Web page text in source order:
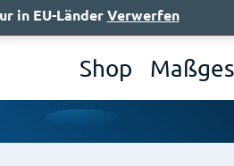
Shop
in EU-Länder Verwerfen